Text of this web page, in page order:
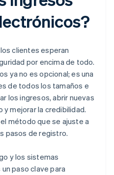
clientes esperan
por encima de todo.
ya no es opcional; es una
de todos los tamaños e
los ingresos, abrir nuevas
mejorar la credibilidad.
método que se ajuste a
pasos de registro.
y los sistemas
paso clave para